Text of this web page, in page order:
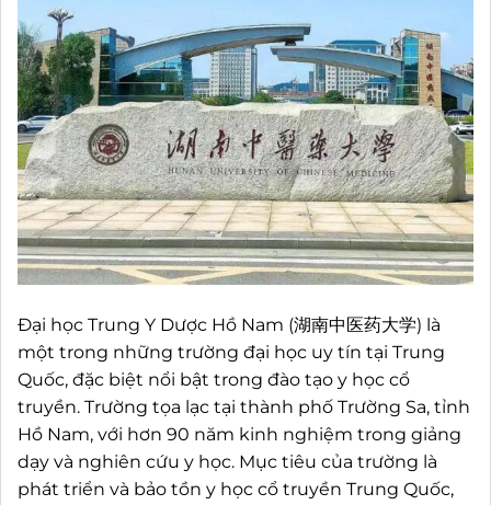
Đại học Trung Y Dược Hồ Nam (湖南中医药大学) là
một trong những trường đại học uy tín tại Trung
Quốc, đặc biệt nổi bật trong đào tạo y học cổ
truyền. Trường tọa lạc tại thành phố Trường Sa, tỉnh
Hồ Nam, với hơn 90 năm kinh nghiệm trong giảng
dạy và nghiên cứu y học. Mục tiêu của trường là
phát triển và bảo tồn y học cổ truyền Trung Quốc,